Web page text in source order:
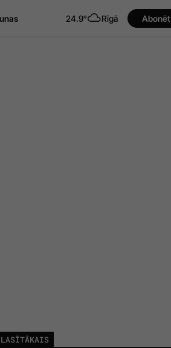
24.9° Rīgā Abonēt
LASĪTĀKAIS